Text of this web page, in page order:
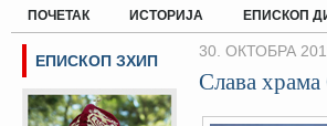
ПОЧЕТАК ИСТОРИЈА ЕПИСКОП
30. ОКТОБРА
Слава храма
ЕПИСКОП ЗХИП